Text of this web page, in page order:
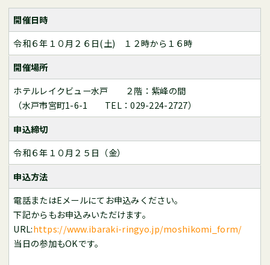
開催日時
令和６年１０月２６日(土) １２時から１６時
開催場所
ホテルレイクビュー水戸 ２階：紫峰の間
（水戸市宮町1-6-1 TEL：029-224-2727）
申込締切
令和６年１０月２５日（金）
申込方法
電話またはEメールにてお申込みください。
下記からもお申込みいただけます。
URL:https://www.ibaraki-ringyo.jp/moshikomi_form/
当日の参加もOKです。